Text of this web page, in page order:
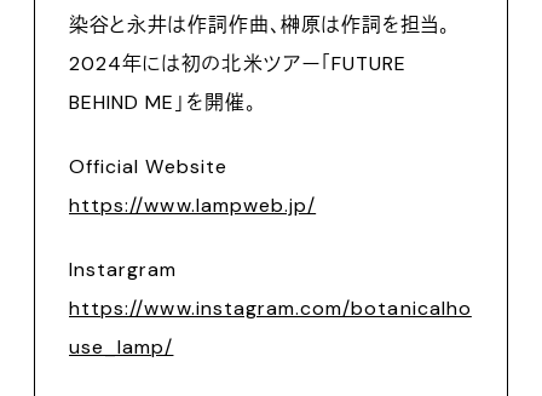
染谷と永井は作詞作曲、榊原は作詞を担当。
2024年には初の北米ツアー「FUTURE
BEHIND ME」を開催。
Official Website
https://www.lampweb.jp/
Instargram
https://www.instagram.com/botanicalho
use_lamp/